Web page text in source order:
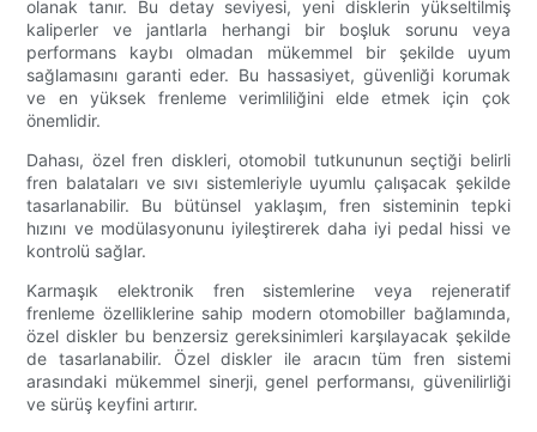
olanak tanır. Bu detay seviyesi, yeni disklerin yükseltilmiş
kaliperler ve jantlarla herhangi bir boşluk sorunu veya
performans kaybı olmadan mükemmel bir şekilde uyum
sağlamasını garanti eder. Bu hassasiyet, güvenliği korumak
ve en yüksek frenleme verimliliğini elde etmek için çok
önemlidir.
Dahası, özel fren diskleri, otomobil tutkununun seçtiği belirli
fren balataları ve sıvı sistemleriyle uyumlu çalışacak şekilde
tasarlanabilir. Bu bütünsel yaklaşım, fren sisteminin tepki
hızını ve modülasyonunu iyileştirerek daha iyi pedal hissi ve
kontrolü sağlar.
Karmaşık elektronik fren sistemlerine veya rejeneratif
frenleme özelliklerine sahip modern otomobiller bağlamında,
özel diskler bu benzersiz gereksinimleri karşılayacak şekilde
de tasarlanabilir. Özel diskler ile aracın tüm fren sistemi
arasındaki mükemmel sinerji, genel performansı, güvenilirliği
ve sürüş keyfini artırır.